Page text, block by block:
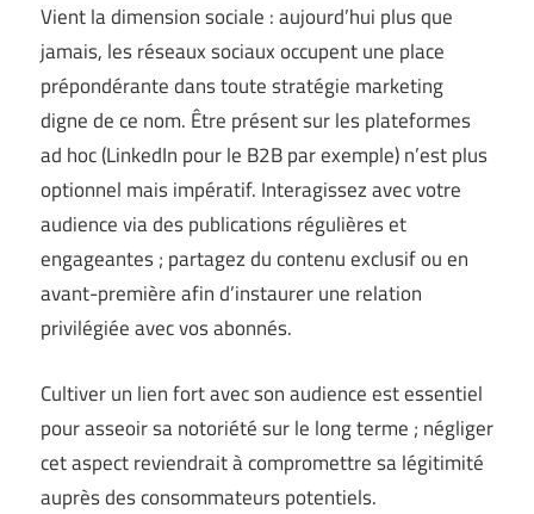
Vient la dimension sociale : aujourd’hui plus que
jamais, les réseaux sociaux occupent une place
prépondérante dans toute stratégie marketing
digne de ce nom. Être présent sur les plateformes
ad hoc (LinkedIn pour le B2B par exemple) n’est plus
optionnel mais impératif. Interagissez avec votre
audience via des publications régulières et
engageantes ; partagez du contenu exclusif ou en
avant-première afin d’instaurer une relation
privilégiée avec vos abonnés.
Cultiver un lien fort avec son audience est essentiel
pour asseoir sa notoriété sur le long terme ; négliger
cet aspect reviendrait à compromettre sa légitimité
auprès des consommateurs potentiels.